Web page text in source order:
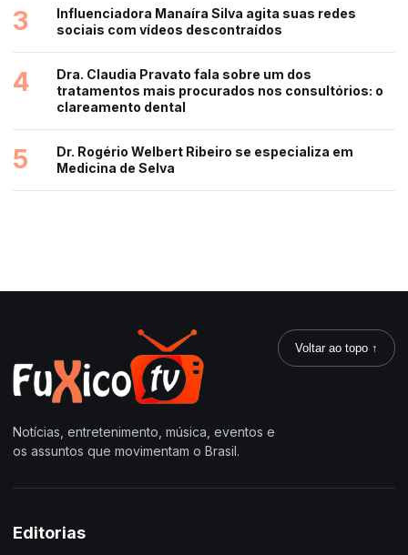
3
Influenciadora Manaíra Silva agita suas redes
sociais com vídeos descontraídos
4
Dra. Claudia Pravato fala sobre um dos
tratamentos mais procurados nos consultórios: o
clareamento dental
5
Dr. Rogério Welbert Ribeiro se especializa em
Medicina de Selva
Notícias, entretenimento, música, eventos e
os assuntos que movimentam o Brasil.
Voltar ao topo ↑
Editorias